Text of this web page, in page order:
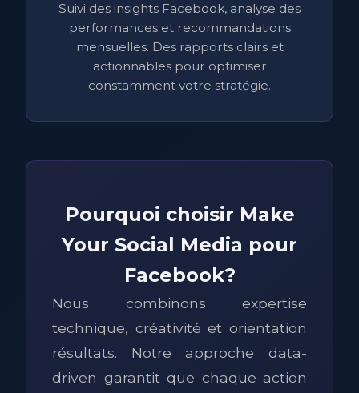
Suivi des insights Facebook, analyse des
performances et recommandations
mensuelles. Des rapports clairs et
actionnables pour optimiser
constamment votre stratégie.
Pourquoi choisir Make
Your Social Media pour
Facebook?
Nous combinons expertise
technique, créativité et orientation
résultats. Notre approche data-
driven garantit que chaque action